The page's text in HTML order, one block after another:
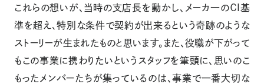
これらの想いが、当時の支店長を動かし、メーカ一のＣI基
準を超え、特別な条件で契約が出来るという奇跡のような
ストーリーが生まれたものと思います。また、役職が下がって
もこの事業に携わりたいというスタッフを筆頭に、思いのこ
もったメンバーたちが集っているのは、事業で一番大切な